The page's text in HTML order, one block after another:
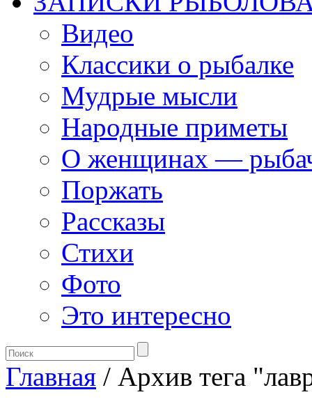
Видео
Классики о рыбалке
Мудрые мысли
Народные приметы
О женщинах —
Поржать
Рассказы
Стихи
Фото
Это интересно
Главная / Архив тега